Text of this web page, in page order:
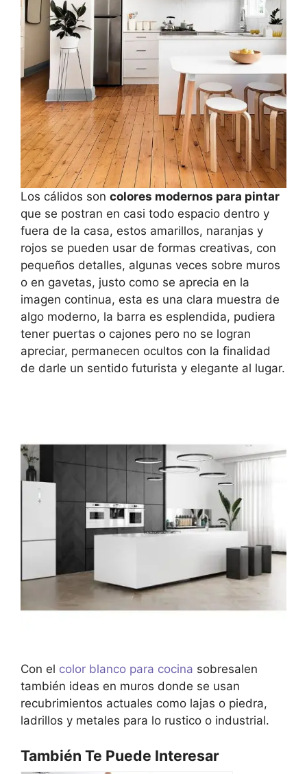
Los cálidos son colores modernos para pintar
que se postran en casi todo espacio dentro y
fuera de la casa, estos amarillos, naranjas y
rojos se pueden usar de formas creativas, con
pequeños detalles, algunas veces sobre muros
o en gavetas, justo como se aprecia en la
imagen continua, esta es una clara muestra de
algo moderno, la barra es esplendida, pudiera
tener puertas o cajones pero no se logran
apreciar, permanecen ocultos con la finalidad
de darle un sentido futurista y elegante al lugar.
Con el color blanco para cocina sobresalen
también ideas en muros donde se usan
recubrimientos actuales como lajas o piedra,
ladrillos y metales para lo rustico o industrial.
También Te Puede Interesar